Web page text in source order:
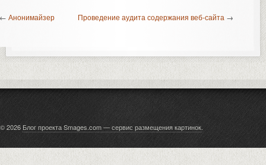
Анонимайзер Проведение аудита содержания веб-сайта →
© 2026 Блог проекта Smages.com — сервис размещения картинок.